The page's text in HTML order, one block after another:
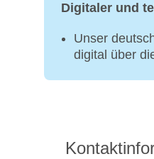
Digitaler und
Unser
digital über